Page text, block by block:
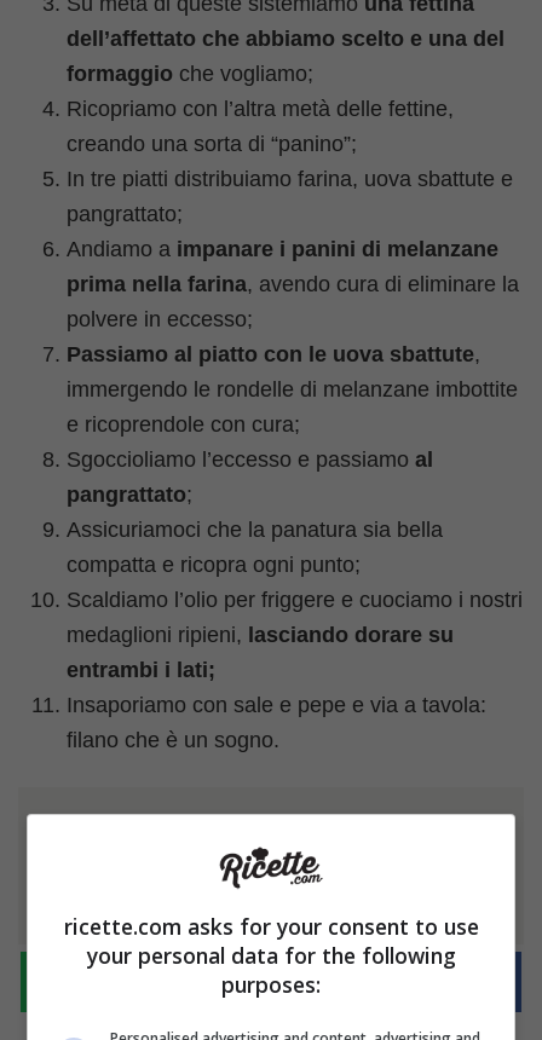
dell’affettato che abbiamo scelto e una del
formaggio che vogliamo;
Ricopriamo con l’altra metà delle fettine,
creando una sorta di “panino”;
In tre piatti distribuiamo farina, uova sbattute e
pangrattato;
Andiamo a impanare i panini di melanzane
prima nella farina, avendo cura di eliminare la
polvere in eccesso;
Passiamo al piatto con le uova sbattute,
immergendo le rondelle di melanzane imbottite
e ricoprendole con cura;
Sgoccioliamo l’eccesso e passiamo al
pangrattato;
Assicuriamoci che la panatura sia bella
compatta e ricopra ogni punto;
Scaldiamo l’olio per friggere e cuociamo i nostri
medaglioni ripieni, lasciando dorare su
entrambi i lati;
Insaporiamo con sale e pepe e via a tavola:
filano che è un sogno.
Ti è piaciuto l'articolo?
Condividilo
ricette.com asks for your consent to use
your personal data for the following
purposes: